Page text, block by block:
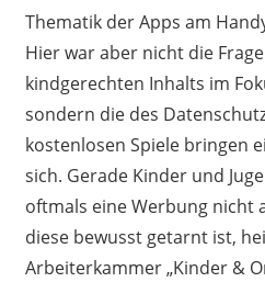
Thematik der Apps am
Hier war aber nicht die
kindgerechten Inhalts im
sondern die des
kostenlosen Spiele bringen
sich. GeradeKinder und
oftmals eine Werbung nicht
diese bewusstgetarnt ist,
Arbeiterkammer „Kinder &